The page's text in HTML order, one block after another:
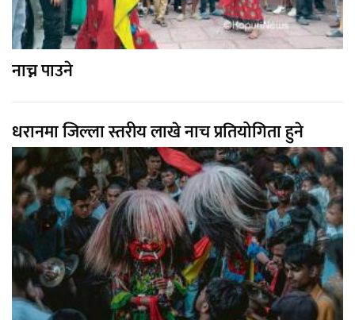
नाच्न पाउने
धरानमा जिल्ला स्तरीय लाखे नाच प्रतियोगिता हुने